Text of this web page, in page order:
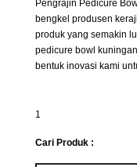
Pengrajin Pedicure
bengkel produsen
produk yang semakin
pedicure bowl
bentuk inovasi kami
1
Cari Produk :